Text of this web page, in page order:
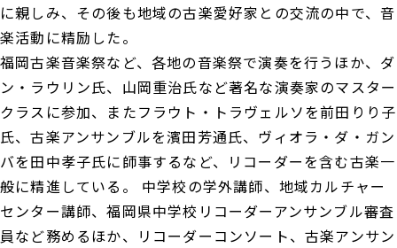
に親しみ、その後も地域の古楽愛好家との交流の中で、音
楽活動に精励した。
福岡古楽音楽祭など、各地の音楽祭で演奏を行うほか、ダ
ン・ラウリン氏、山岡重治氏など著名な演奏家のマスター
クラスに参加、またフラウト・トラヴェルソを前田りり子
氏、古楽アンサンブルを濱田芳通氏、ヴィオラ・ダ・ガン
バを田中孝子氏に師事するなど、リコーダーを含む古楽一
般に精進している。 中学校の学外講師、地域カルチャー
センター講師、福岡県中学校リコーダーアンサンブル審査
員など務めるほか、リコーダーコンソート、古楽アンサン